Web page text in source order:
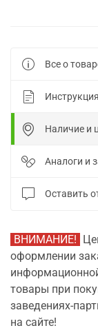
Все о
Наличие и
Аналоги и
Оставить
ВНИМАНИЕ!
оформлении
товары при
заведениях-
на сайте!